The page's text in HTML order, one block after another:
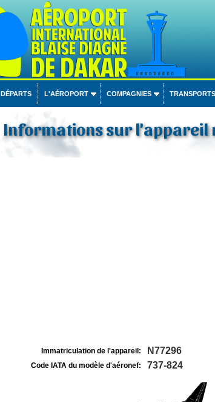
DÉPARTS L'AÉROPORT COMPAGNIES TRANSPORTS
Informations sur l'appareil
Immatriculation de l'appareil: N77296
Code IATA du modèle d'aéronef: 737-824